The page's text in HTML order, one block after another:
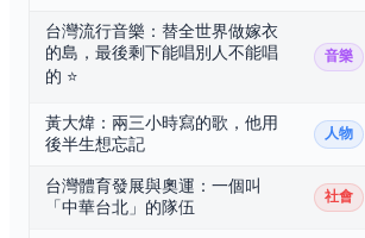
台灣流行音樂：替全世界做嫁衣
的島，最後剩下能唱別人不能唱
的 ⭐
音樂
黃大煒：兩三小時寫的歌，他用
後半生想忘記
人物
台灣體育發展與奧運：一個叫
「中華台北」的隊伍
社會